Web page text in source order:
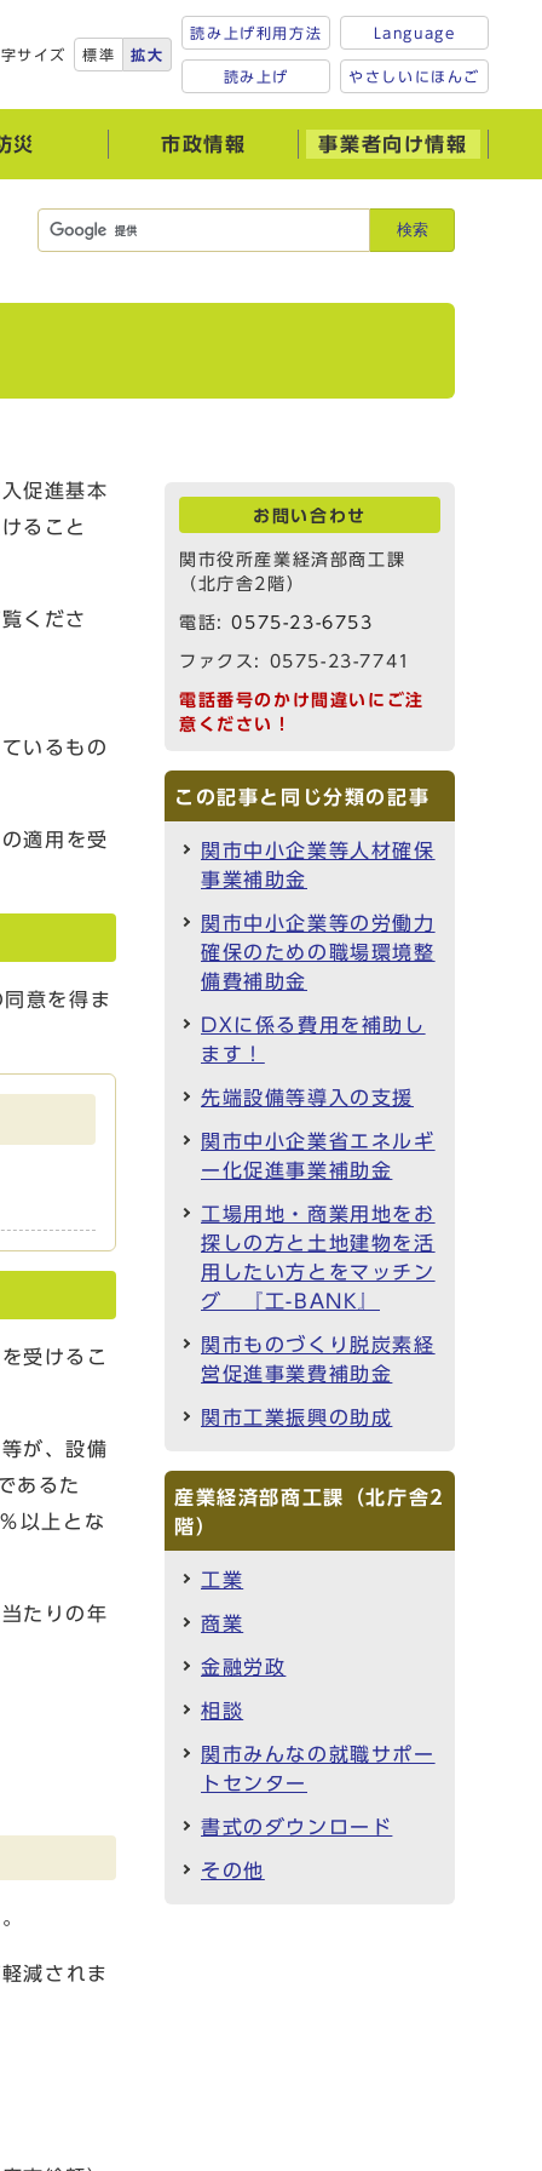
サイズ 標準 拡大
読み上げ利用方法
読み上げ
Language
やさしいにほんご
災 市政情報 事業者向け情報
検索
促進基本
ること
くださ
いるもの
適用を受
意を得ま
受けるこ
が、設備
あるた
以上とな
たりの年
減されま
お問い合わせ
関市役所産業経済部商工課
（北庁舎2階）
電話:0575-23-6753
ファクス: 0575-23-7741
電話番号のかけ間違いにご注
意ください！
この記事と同じ分類の記事
関市中小企業等人材確保
事業補助金
関市中小企業等の労働力
確保のための職場環境整
備費補助金
DXに係る費用を補助し
ます！
先端設備等導入の支援
関市中小企業省エネルギ
ー化促進事業補助金
工場用地・商業用地をお
探しの方と土地建物を活
用したい方とをマッチン
グ 『工-BANK』
関市ものづくり脱炭素経
営促進事業費補助金
関市工業振興の助成
産業経済部商工課（北庁舎2
階）
工業
商業
金融労政
相談
関市みんなの就職サポー
トセンター
書式のダウンロード
その他